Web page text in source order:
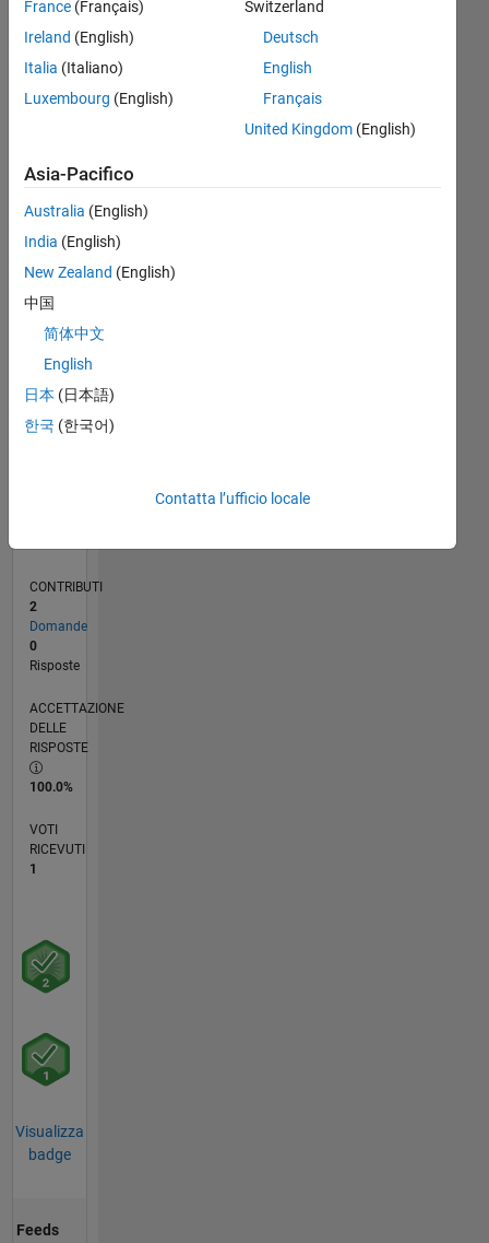
M…
CONTRIBUTI L
1
L
08/18
06/19
04/20
02/21
12/21
10/22
08/23
06/24
04/25
02/26
08/19
08/20
08/21
08/22
08/24
08/25
08/26
09/19
10/20
11/21
12/22
01/24
02/25
03/26
RANK
CONTRIBUTI
2
Domande
0
Risposte
ACCETTAZIONE
DELLE
RISPOSTE
100.0%
VOTI
RICEVUTI
1
Visualizza
badge
Feeds
France (Français)
Ireland (English)
Italia (Italiano)
Luxembourg (English)
Switzerland
Deutsch
English
Français
United Kingdom(English)
Asia-Pacifico
Australia (English)
India (English)
New Zealand (English)
中国
简体中文
English
日本 (日本語)
한국 (한국어)
Contatta l’ufficio locale